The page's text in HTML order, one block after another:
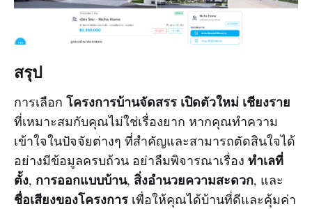
สรุป
การเลือก โครงการบ้านจัดสรร เปิดตัวใหม่ เชียงราย
ที่เหมาะสมกับคุณไม่ใช่เรื่องยาก หากคุณทำความ
เข้าใจในปัจจัยต่างๆ ที่สำคัญและสามารถตัดสินใจได้
อย่างมีข้อมูลครบถ้วน อย่าลืมพิจารณาเรื่อง ทำเลที่
ตั้ง, การออกแบบบ้าน, สิ่งอำนวยความสะดวก, และ
ชื่อเสียงของโครงการ เพื่อให้คุณได้บ้านที่ดีและคุ้มค่า